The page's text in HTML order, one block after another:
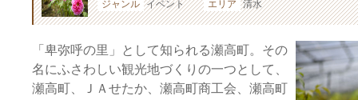
ジャンル イベント エリア 清水
「卑弥呼の里」として知られる瀬高町。その
名にふさわしい観光地づくりの一つとして、
瀬高町、ＪＡせたか、瀬高町商工会、瀬高町